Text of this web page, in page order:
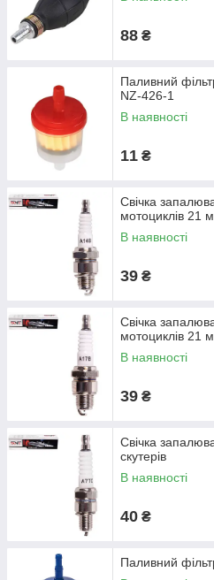
88 ₴
Паливний
NZ-426-1
В наявності
11 ₴
Свічка
мотоциклів 21
В наявності
39 ₴
Свічка
мотоциклів 21
В наявності
39 ₴
Свічка
скутерів
В наявності
40 ₴
Паливний